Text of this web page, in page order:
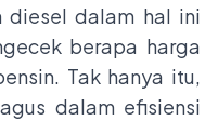
diesel dalam hal ini
berapa harga
Tak hanya itu,
dalam efisiensi